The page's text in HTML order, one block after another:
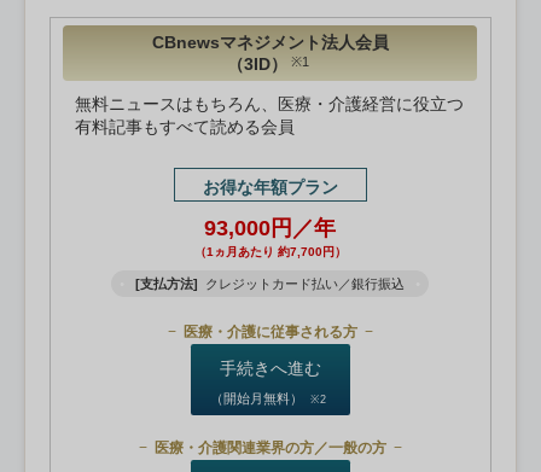
CBnewsマネジメント法人会員
（3ID）
※1
無料ニュースはもちろん、医療・介護経営に役立つ
有料記事もすべて読める会員
お得な年額プラン
93,000円／年
（1ヵ月あたり 約7,700円）
[支払方法] クレジットカード払い／銀行振込
医療・介護に従事される方
手続きへ進む
（開始月無料） ※2
医療・介護関連業界の方／一般の方